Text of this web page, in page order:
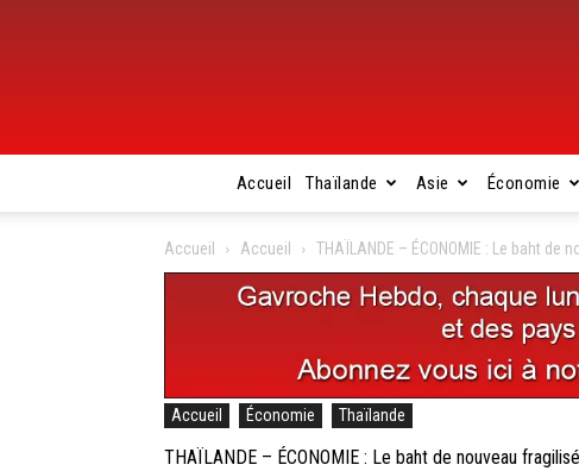
Accueil Thaïlande Asie Économie
Accueil Accueil THAÏLANDE – ÉCONOMIE : Le baht de
Accueil Économie Thaïlande
THAÏLANDE – ÉCONOMIE : Le baht de nouveau